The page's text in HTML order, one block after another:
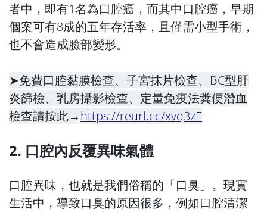
者中，即有1名為口腔癌，而其中口腔癌，早期
個案可有8成的五年存活率，且僅需小型手術，
也不會造成臉部變形。
➤免費口腔黏膜檢查、子宮抹片檢查、BC型肝
炎篩檢、乳房攝影檢查、定量免疫法糞便潛血
檢查請按此→https://reurl.cc/xvq3zE
2. 口腔內反覆異味氣體
口腔異味，也就是我們俗稱的「口臭」。現實
生活中，導致口臭的原因很多，例如口腔清潔